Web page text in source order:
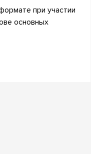
при участии
основных